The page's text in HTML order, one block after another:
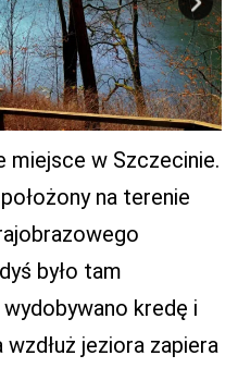
miejsce w Szczecinie.
na terenie
było tam
kredę i
jeziora zapiera